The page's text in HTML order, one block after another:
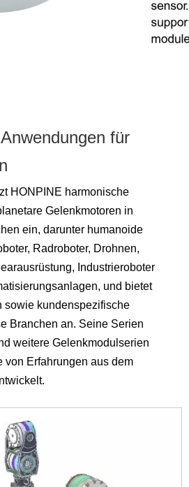
für
HONPINE harmonische
Gelenkmotoren in
ein, darunter humanoide
Radroboter, Drohnen,
Industrieroboter
und bietet
sowie kundenspezifische
Branchen an. Seine Serien
weitere Gelenkmodulserien
von Erfahrungen aus dem